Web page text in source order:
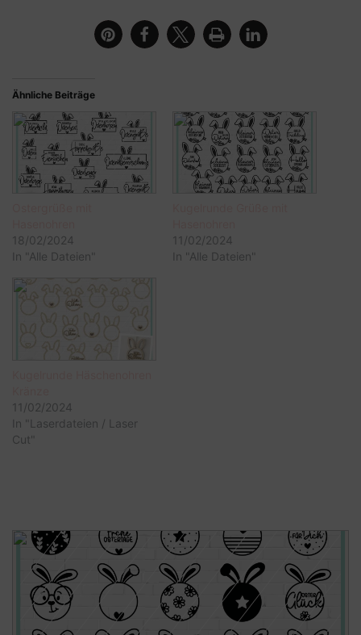
Ähnliche Beiträge
18/02/2024
In "Alle Dateien"
11/02/2024
In "Alle Dateien"
11/02/2024
In "Laserdateien / Laser
Cut"